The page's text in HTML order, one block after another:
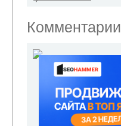
Комментарии